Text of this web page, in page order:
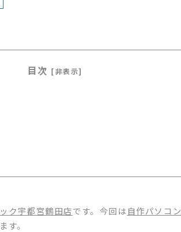
目次 [非表示]
ク宇都宮鶴田店です。今回は自作パソコン
す。